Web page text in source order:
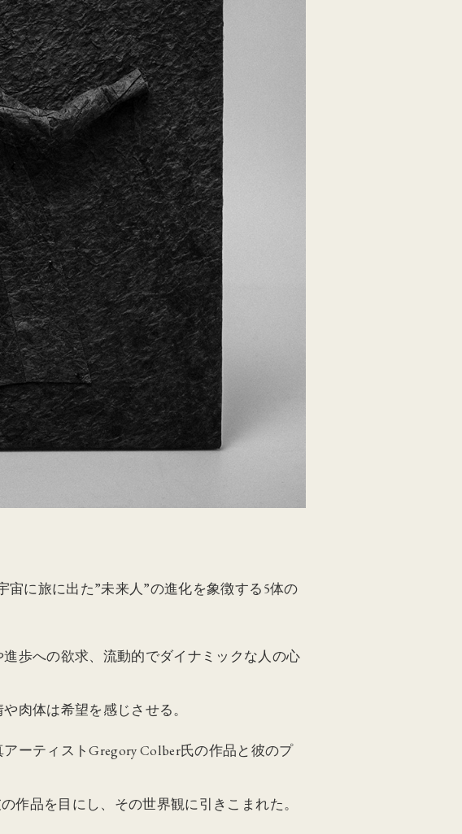
に旅に出た”未来人”の進化を象徴する5体の
歩への欲求、流動的でダイナミックな人の心
肉体は希望を感じさせる。
ーティストGregory Colber氏の作品と彼のプ
作品を目にし、その世界観に引きこまれた。